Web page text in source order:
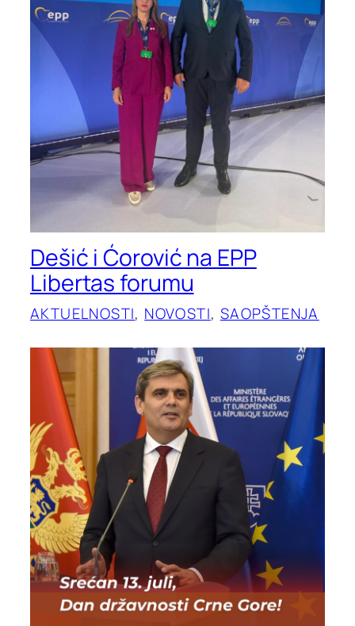
Dešić i Ćorović na EPP
Libertas forumu
AKTUELNOSTI, NOVOSTI, SAOPŠTENJA